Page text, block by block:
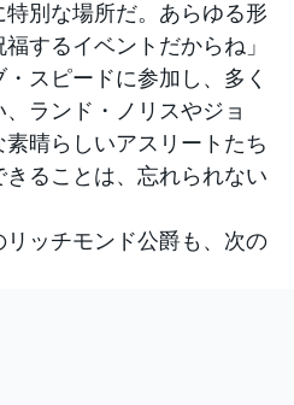
特別な場所だ。あらゆる形
するイベントだからね」
・スピードに参加し、多く
ランド・ノリスやジョ
晴らしいアスリートたち
ることは、忘れられない
ッチモンド公爵も、次の